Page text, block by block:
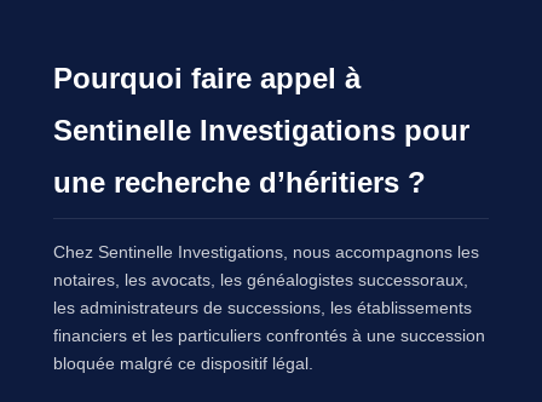
Pourquoi faire appel à
Sentinelle Investigations pour
une recherche d’héritiers ?
Chez Sentinelle Investigations, nous accompagnons les
notaires, les avocats, les généalogistes successoraux,
les administrateurs de successions, les établissements
financiers et les particuliers confrontés à une succession
bloquée malgré ce dispositif légal.